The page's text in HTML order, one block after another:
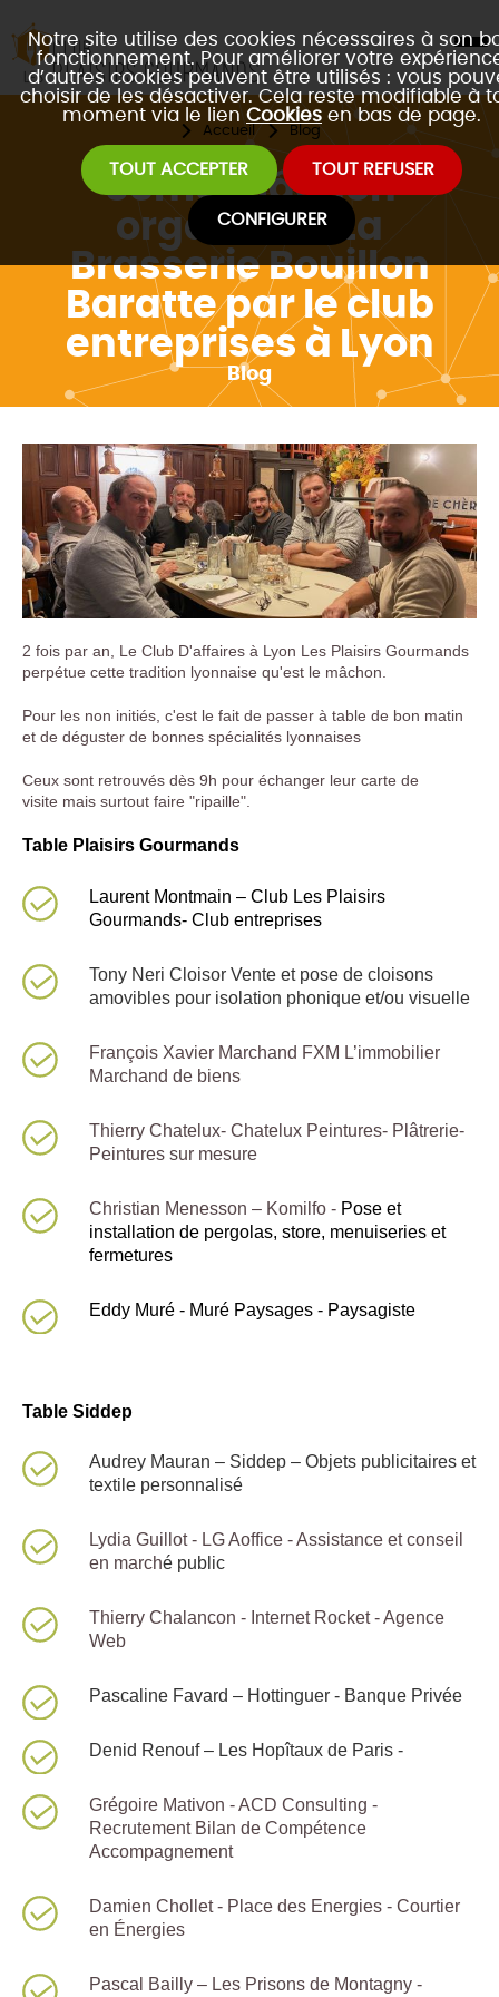
Notre site utilise des cookies nécessaires à son
fonctionnement. Pour améliorer votre
d’autres cookies peuvent être utilisés : vous
choisir de les désactiver. Cela reste modifiable à
moment via le lien Cookies en bas de page.
TOUT ACCEPTER TOUT REFUSER
CONFIGURER
Accueil Blog
5ème mâchon
organisé à La
Brasserie Bouillon
Baratte par le club
entreprises à Lyon
Blog
2 fois par an, Le Club D'affaires à Lyon Les Plaisirs Gourmands
perpétue cette tradition lyonnaise qu'est le mâchon.
Pour les non initiés, c'est le fait de passer à table de bon matin
et de déguster de bonnes spécialités lyonnaises
Ceux sont retrouvés dès 9h pour échanger leur carte de
visite mais surtout faire "ripaille".
Table Plaisirs Gourmands
Laurent Montmain – Club Les Plaisirs
Gourmands- Club entreprises
Tony Neri Cloisor Vente et pose de cloisons
amovibles pour isolation phonique et/ou visuelle
François Xavier Marchand FXM L’immobilier
Marchand de biens
Thierry Chatelux- Chatelux Peintures- Plâtrerie-
Peintures sur mesure
Christian Menesson – Komilfo - Pose et
installation de pergolas, store, menuiseries et
fermetures
Eddy Muré - Muré Paysages - Paysagiste
Table Siddep
Audrey Mauran – Siddep – Objets publicitaires et
textile personnalisé
Lydia Guillot - LG Aoffice - Assistance et conseil
en marché public
Thierry Chalancon - Internet Rocket - Agence
Web
Pascaline Favard – Hottinguer - Banque Privée
Denid Renouf – Les Hopîtaux de Paris -
Grégoire Mativon - ACD Consulting -
Recrutement Bilan de Compétence
Accompagnement
Damien Chollet - Place des Energies - Courtier
en Énergies
Pascal Bailly – Les Prisons de Montagny -